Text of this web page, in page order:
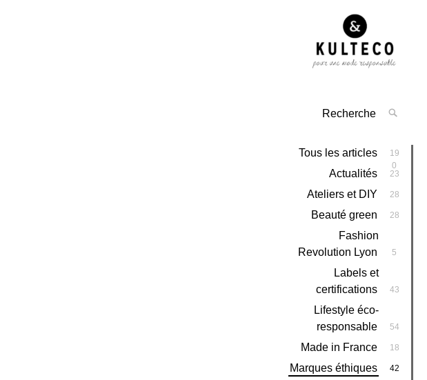
Tous les articles
19
0
Actualités 23
Ateliers et DIY 28
Beauté green 28
Fashion
Revolution Lyon
5
Labels et
certifications
43
Lifestyle éco-
responsable
54
Made in France 18
Marques éthiques 42